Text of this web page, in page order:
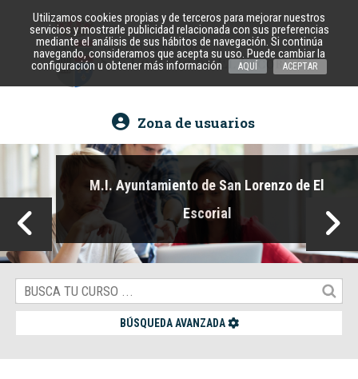
Utilizamos cookies propias y de terceros para mejorar nuestros
servicios y mostrarle publicidad relacionada con sus preferencias
mediante el análisis de sus hábitos de navegación. Si continúa
navegando, consideramos que acepta su uso. Puede cambiar la
configuración u obtener más información
AQUÍ ACEPTAR
Zona de usuarios
M.I. Ayuntamiento de San Lorenzo de El
Escorial
BÚSQUEDA AVANZADA